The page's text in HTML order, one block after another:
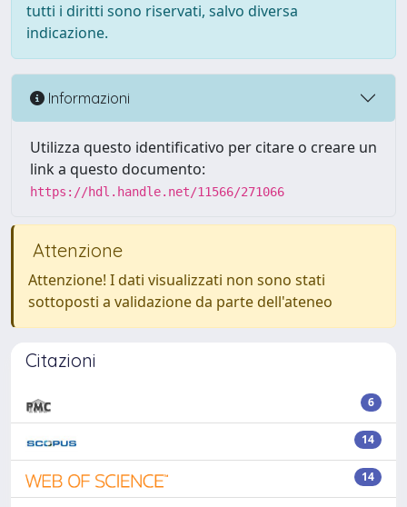
tutti i diritti sono riservati, salvo diversa
indicazione.
Informazioni
Utilizza questo identificativo per citare o creare un
link a questo documento:
https://hdl.handle.net/11566/271066
Attenzione
Attenzione! I dati visualizzati non sono stati
sottoposti a validazione da parte dell'ateneo
Citazioni
6
14
14